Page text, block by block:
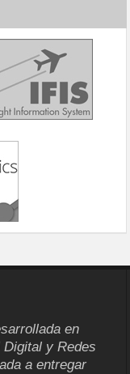
en
y Redes
a entregar